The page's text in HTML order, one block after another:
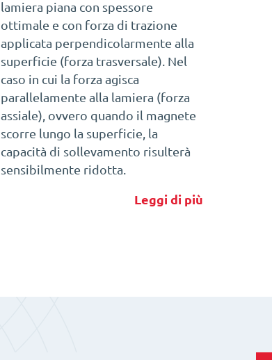
lamiera piana con spessore
ottimale e con forza di trazione
applicata perpendicolarmente alla
superficie (forza trasversale). Nel
caso in cui la forza agisca
parallelamente alla lamiera (forza
assiale), ovvero quando il magnete
scorre lungo la superficie, la
capacità di sollevamento risulterà
sensibilmente ridotta.
Leggi di più